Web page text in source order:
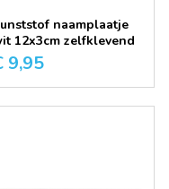
naamplaatje
12x3cm zelfklevend
9,95